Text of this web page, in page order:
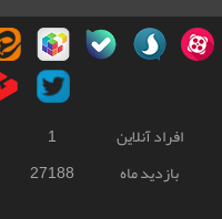
افراد آنلاین 1
بازدید ماه
27188